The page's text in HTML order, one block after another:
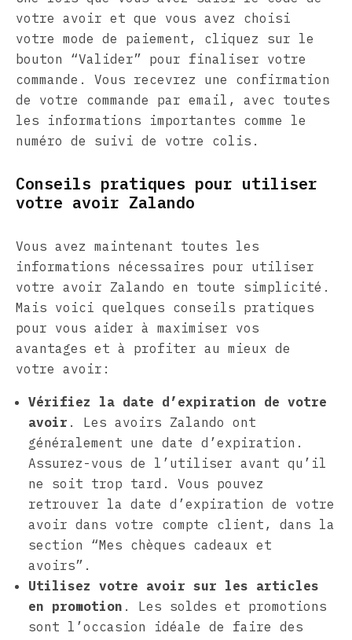
votre avoir et que vous avez choisi
votre mode de paiement, cliquez sur le
bouton “Valider” pour finaliser votre
commande. Vous recevrez une confirmation
de votre commande par email, avec toutes
les informations importantes comme le
numéro de suivi de votre colis.
Conseils pratiques pour utiliser
votre avoir Zalando
Vous avez maintenant toutes les
informations nécessaires pour utiliser
votre avoir Zalando en toute simplicité.
Mais voici quelques conseils pratiques
pour vous aider à maximiser vos
avantages et à profiter au mieux de
votre avoir:
Vérifiez la date d’expiration de votre
avoir . Les avoirs Zalando ont
généralement une date d’expiration.
Assurez-vous de l’utiliser avant qu’il
ne soit trop tard. Vous pouvez
retrouver la date d’expiration de votre
avoir dans votre compte client, dans la
section “Mes chèques cadeaux et
avoirs”.
Utilisez votre avoir sur les articles
en promotion . Les soldes et promotions
sont l’occasion idéale de faire des